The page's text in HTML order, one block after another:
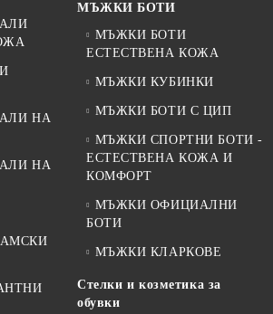
НА
НА
МЪЖКИ БОТИ
МЪЖКИ БОТИ
ЕСТЕСТВЕНА КОЖА
МЪЖКИ КУБИНКИ
МЪЖКИ БОТИ С ЦИП
МЪЖКИ СПОРТНИ БОТИ -
ЕСТЕСТВЕНА КОЖА И
КОМФОРТ
МЪЖКИ ОФИЦИАЛНИ
БОТИ
МЪЖКИ КЛАРКОВЕ
Стелки и козметика за
обувки